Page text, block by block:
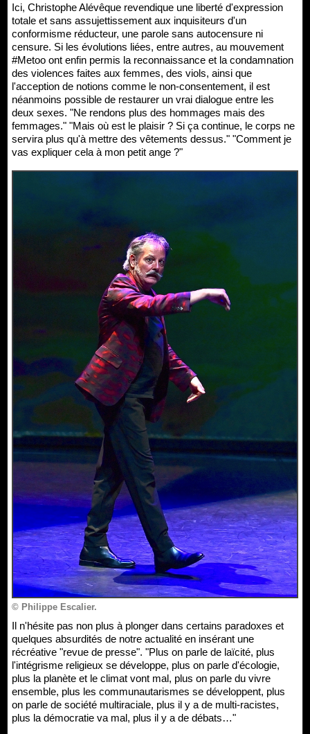
Ici, Christophe Alévêque revendique une liberté d'expression
totale et sans assujettissement aux inquisiteurs d'un
conformisme réducteur, une parole sans autocensure ni
censure. Si les évolutions liées, entre autres, au mouvement
#Metoo ont enfin permis la reconnaissance et la condamnation
des violences faites aux femmes, des viols, ainsi que
l'acception de notions comme le non-consentement, il est
néanmoins possible de restaurer un vrai dialogue entre les
deux sexes. "Ne rendons plus des hommages mais des
femmages." "Mais où est le plaisir ? Si ça continue, le corps ne
servira plus qu'à mettre des vêtements dessus." "Comment je
vas expliquer cela à mon petit ange ?"
© Philippe Escalier.
Il n'hésite pas non plus à plonger dans certains paradoxes et
quelques absurdités de notre actualité en insérant une
récréative "revue de presse". "Plus on parle de laïcité, plus
l'intégrisme religieux se développe, plus on parle d'écologie,
plus la planète et le climat vont mal, plus on parle du vivre
ensemble, plus les communautarismes se développent, plus
on parle de société multiraciale, plus il y a de multi-racistes,
plus la démocratie va mal, plus il y a de débats…"